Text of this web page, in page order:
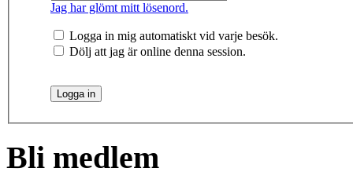
Jag har glömt mitt lösenord.
Logga in mig automatiskt vid varje besök.
Dölj att jag är online denna session.
Bli medlem